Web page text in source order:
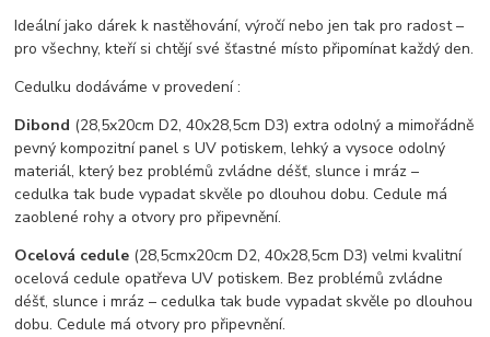
Ideální jako dárek k nastěhování, výročí nebo jen tak pro radost –
pro všechny, kteří si chtějí své šťastné místo připomínat každý den.
Cedulku dodáváme v provedení :
Dibond (28,5x20cm D2, 40x28,5cm D3) extra odolný a mimořádně
pevný kompozitní panel s UV potiskem, lehký a vysoce odolný
materiál, který bez problémů zvládne déšť, slunce i mráz –
cedulka tak bude vypadat skvěle po dlouhou dobu. Cedule má
zaoblené rohy a otvory pro připevnění.
Ocelová cedule (28,5cmx20cm D2, 40x28,5cm D3) velmi kvalitní
ocelová cedule opatřeva UV potiskem. Bez problémů zvládne
déšť, slunce i mráz – cedulka tak bude vypadat skvěle po dlouhou
dobu. Cedule má otvory pro připevnění.